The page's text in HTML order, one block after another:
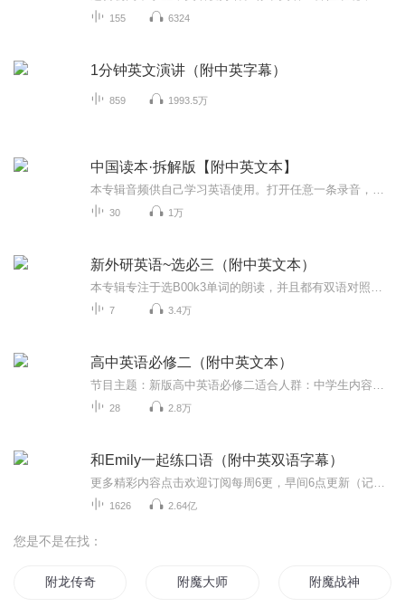
155 6324
1分钟英文演讲（附中英字幕）
859 1993.5万
中国读本·拆解版【附中英文本】
30 1万
新外研英语~选必三（附中英文本）
7 3.4万
高中英语必修二（附中英文本）
28 2.8万
和Emily一起练口语（附中英双语字幕）
1626 2.64亿
您是不是在找：
附龙传奇 附魔大师 附魔战神